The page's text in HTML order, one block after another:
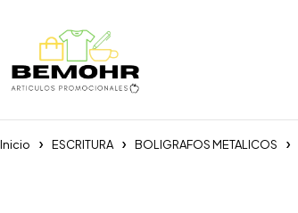
Inicio ESCRITURA BOLIGRAFOS METALICOS